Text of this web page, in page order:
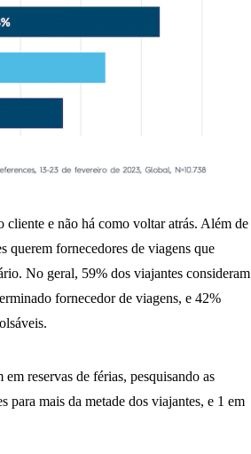
cliente e não há como voltar atrás. Além de
querem fornecedores de viagens que
No geral, 59% dos viajantes consideram
fornecedor de viagens, e 42%
reservas de férias, pesquisando as
para mais da metade dos viajantes, e 1 em